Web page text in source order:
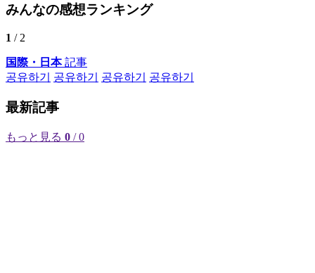
みんなの感想ランキング
1 / 2
国際・日本記事
공유하기
공유하기 공유하기 공유하기
最新記事
もっと見る 0 / 0